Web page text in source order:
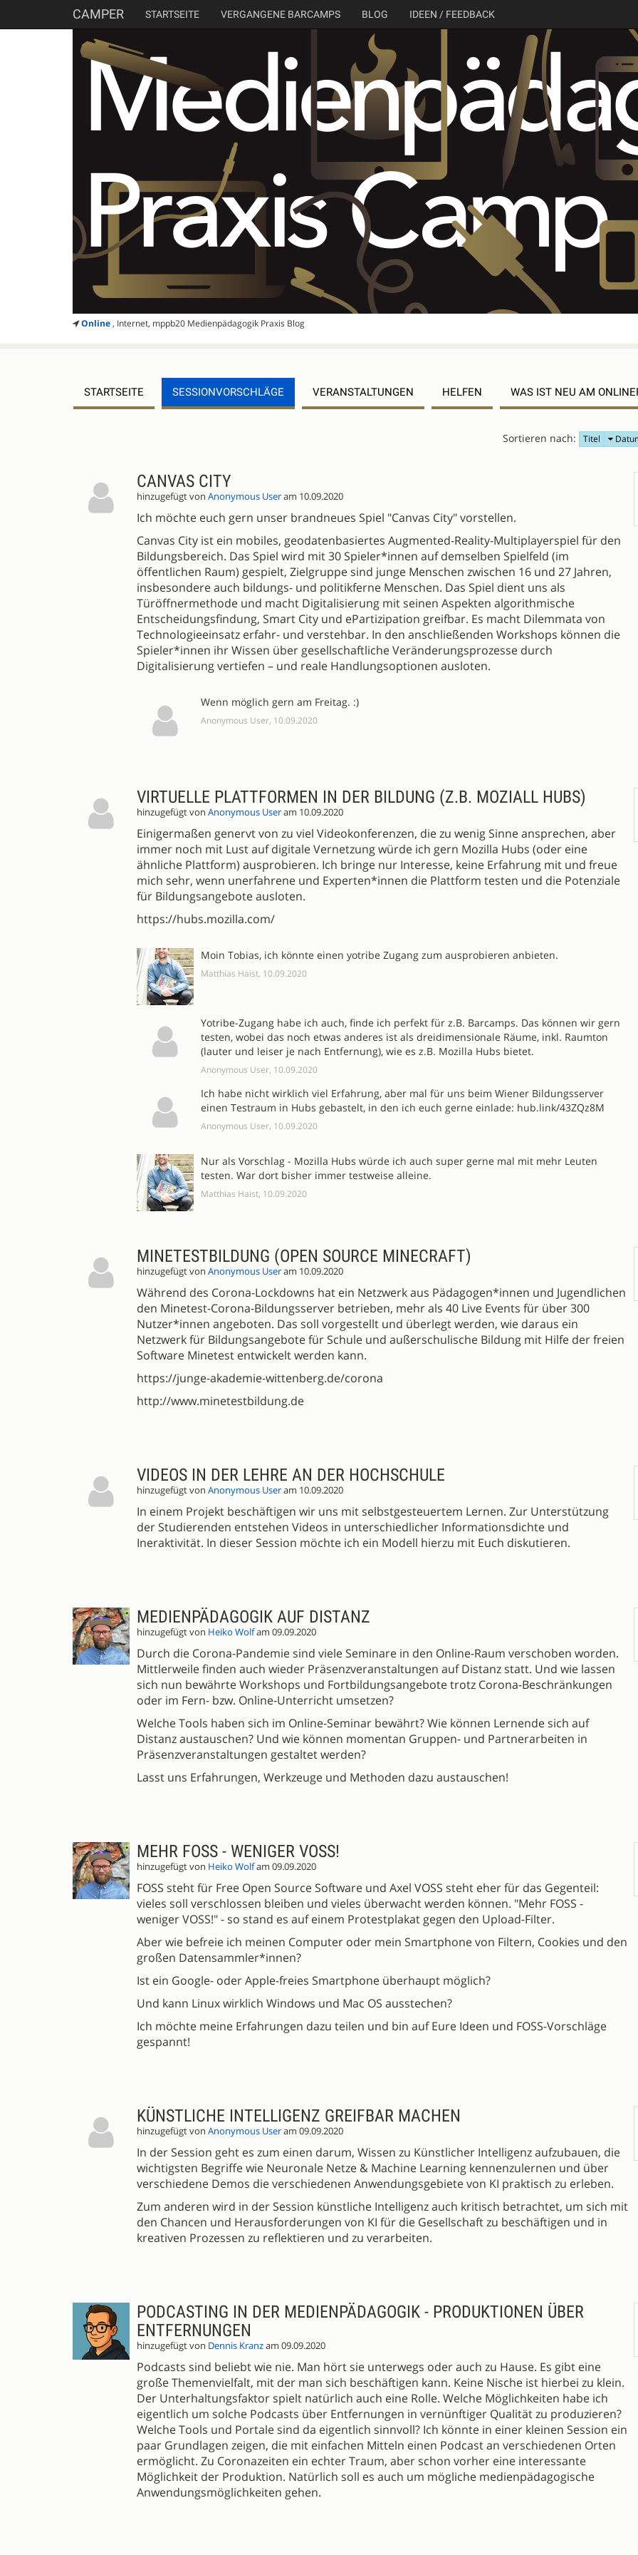
CAMPER STARTSEITE VERGANGENE BARCAMPS BLOG IDEEN / FEEDBACK
Online, Internet, mppb20 Medienpädagogik Praxis Blog
STARTSEITE SESSIONVORSCHLÄGE VERANSTALTUNGEN HELFEN WAS IST NEU AM
Sortieren nach: Titel
CANVAS CITY
hinzugefügt von Anonymous Useram 10.09.2020
Ich möchte euch gern unser brandneues Spiel "Canvas City" vorstellen.
Canvas City ist ein mobiles, geodatenbasiertes Augmented-Reality-Multiplayerspiel für den
Bildungsbereich. Das Spiel wird mit 30 Spieler*innen auf demselben Spielfeld (im
öffentlichen Raum) gespielt, Zielgruppe sind junge Menschen zwischen 16 und 27 Jahren,
insbesondere auch bildungs- und politikferne Menschen. Das Spiel dient uns als
Türöffnermethode und macht Digitalisierung mit seinen Aspekten algorithmische
Entscheidungsfindung, Smart City und ePartizipation greifbar. Es macht Dilemmata von
Technologieeinsatz erfahr- und verstehbar. In den anschließenden Workshops können die
Spieler*innen ihr Wissen über gesellschaftliche Veränderungsprozesse durch
Digitalisierung vertiefen – und reale Handlungsoptionen ausloten.
Wenn möglich gern am Freitag. :)
Anonymous User, 10.09.2020
VIRTUELLE PLATTFORMEN IN DER BILDUNG (Z.B. MOZIALL HUBS)
hinzugefügt von Anonymous Useram 10.09.2020
Einigermaßen genervt von zu viel Videokonferenzen, die zu wenig Sinne ansprechen, aber
immer noch mit Lust auf digitale Vernetzung würde ich gern Mozilla Hubs (oder eine
ähnliche Plattform) ausprobieren. Ich bringe nur Interesse, keine Erfahrung mit und freue
mich sehr, wenn unerfahrene und Experten*innen die Plattform testen und die Potenziale
für Bildungsangebote ausloten.
https://hubs.mozilla.com/
Moin Tobias, ich könnte einen yotribe Zugang zum ausprobieren anbieten.
Matthias Haist, 10.09.2020
Yotribe-Zugang habe ich auch, finde ich perfekt für z.B. Barcamps. Das können wir gern
testen, wobei das noch etwas anderes ist als dreidimensionale Räume, inkl. Raumton
(lauter und leiser je nach Entfernung), wie es z.B. Mozilla Hubs bietet.
Anonymous User, 10.09.2020
Ich habe nicht wirklich viel Erfahrung, aber mal für uns beim Wiener Bildungsserver
einen Testraum in Hubs gebastelt, in den ich euch gerne einlade: hub.link/43ZQz8M
Anonymous User, 10.09.2020
Nur als Vorschlag - Mozilla Hubs würde ich auch super gerne mal mit mehr Leuten
testen. War dort bisher immer testweise alleine.
Matthias Haist, 10.09.2020
MINETESTBILDUNG (OPEN SOURCE MINECRAFT)
hinzugefügt von Anonymous Useram 10.09.2020
Während des Corona-Lockdowns hat ein Netzwerk aus Pädagogen*innen und Jugendlichen
den Minetest-Corona-Bildungsserver betrieben, mehr als 40 Live Events für über 300
Nutzer*innen angeboten. Das soll vorgestellt und überlegt werden, wie daraus ein
Netzwerk für Bildungsangebote für Schule und außerschulische Bildung mit Hilfe der freien
Software Minetest entwickelt werden kann.
https://junge-akademie-wittenberg.de/corona
http://www.minetestbildung.de
VIDEOS IN DER LEHRE AN DER HOCHSCHULE
hinzugefügt von Anonymous Useram 10.09.2020
In einem Projekt beschäftigen wir uns mit selbstgesteuertem Lernen. Zur Unterstützung
der Studierenden entstehen Videos in unterschiedlicher Informationsdichte und
Ineraktivität. In dieser Session möchte ich ein Modell hierzu mit Euch diskutieren.
MEDIENPÄDAGOGIK AUF DISTANZ
hinzugefügt von Heiko Wolfam 09.09.2020
Durch die Corona-Pandemie sind viele Seminare in den Online-Raum verschoben worden.
Mittlerweile finden auch wieder Präsenzveranstaltungen auf Distanz statt. Und wie lassen
sich nun bewährte Workshops und Fortbildungsangebote trotz Corona-Beschränkungen
oder im Fern- bzw. Online-Unterricht umsetzen?
Welche Tools haben sich im Online-Seminar bewährt? Wie können Lernende sich auf
Distanz austauschen? Und wie können momentan Gruppen- und Partnerarbeiten in
Präsenzveranstaltungen gestaltet werden?
Lasst uns Erfahrungen, Werkzeuge und Methoden dazu austauschen!
MEHR FOSS - WENIGER VOSS!
hinzugefügt von Heiko Wolfam 09.09.2020
FOSS steht für Free Open Source Software und Axel VOSS steht eher für das Gegenteil:
vieles soll verschlossen bleiben und vieles überwacht werden können. "Mehr FOSS -
weniger VOSS!" - so stand es auf einem Protestplakat gegen den Upload-Filter.
Aber wie befreie ich meinen Computer oder mein Smartphone von Filtern, Cookies und den
großen Datensammler*innen?
Ist ein Google- oder Apple-freies Smartphone überhaupt möglich?
Und kann Linux wirklich Windows und Mac OS ausstechen?
Ich möchte meine Erfahrungen dazu teilen und bin auf Eure Ideen und FOSS-Vorschläge
gespannt!
KÜNSTLICHE INTELLIGENZ GREIFBAR MACHEN
hinzugefügt von Anonymous Useram 09.09.2020
In der Session geht es zum einen darum, Wissen zu Künstlicher Intelligenz aufzubauen, die
wichtigsten Begriffe wie Neuronale Netze & Machine Learning kennenzulernen und über
verschiedene Demos die verschiedenen Anwendungsgebiete von KI praktisch zu erleben.
Zum anderen wird in der Session künstliche Intelligenz auch kritisch betrachtet, um sich mit
den Chancen und Herausforderungen von KI für die Gesellschaft zu beschäftigen und in
kreativen Prozessen zu reflektieren und zu verarbeiten.
PODCASTING IN DER MEDIENPÄDAGOGIK - PRODUKTIONEN ÜBER
ENTFERNUNGEN
hinzugefügt von Dennis Kranzam 09.09.2020
Podcasts sind beliebt wie nie. Man hört sie unterwegs oder auch zu Hause. Es gibt eine
große Themenvielfalt, mit der man sich beschäftigen kann. Keine Nische ist hierbei zu klein.
Der Unterhaltungsfaktor spielt natürlich auch eine Rolle. Welche Möglichkeiten habe ich
eigentlich um solche Podcasts über Entfernungen in vernünftiger Qualität zu produzieren?
Welche Tools und Portale sind da eigentlich sinnvoll? Ich könnte in einer kleinen Session ein
paar Grundlagen zeigen, die mit einfachen Mitteln einen Podcast an verschiedenen Orten
ermöglicht. Zu Coronazeiten ein echter Traum, aber schon vorher eine interessante
Möglichkeit der Produktion. Natürlich soll es auch um mögliche medienpädagogische
Anwendungsmöglichkeiten gehen.